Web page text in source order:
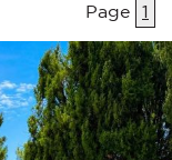
Page 1